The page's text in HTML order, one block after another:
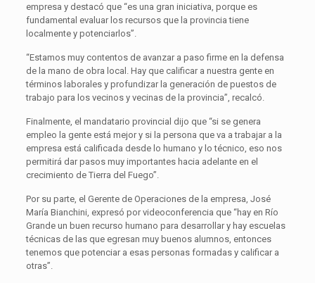
empresa y destacó que “es una gran iniciativa, porque es
fundamental evaluar los recursos que la provincia tiene
localmente y potenciarlos”.
“Estamos muy contentos de avanzar a paso firme en la defensa
de la mano de obra local. Hay que calificar a nuestra gente en
términos laborales y profundizar la generación de puestos de
trabajo para los vecinos y vecinas de la provincia”, recalcó.
Finalmente, el mandatario provincial dijo que “si se genera
empleo la gente está mejor y si la persona que va a trabajar a la
empresa está calificada desde lo humano y lo técnico, eso nos
permitirá dar pasos muy importantes hacia adelante en el
crecimiento de Tierra del Fuego”.
Por su parte, el Gerente de Operaciones de la empresa, José
María Bianchini, expresó por videoconferencia que “hay en Río
Grande un buen recurso humano para desarrollar y hay escuelas
técnicas de las que egresan muy buenos alumnos, entonces
tenemos que potenciar a esas personas formadas y calificar a
otras”.